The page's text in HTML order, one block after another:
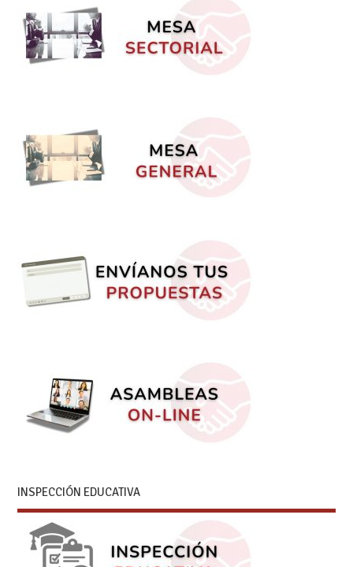
INSPECCIÓN EDUCATIVA